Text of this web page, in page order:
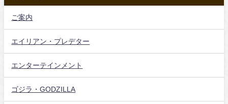
ご案内
エイリアン・プレデター
エンターテインメント
ゴジラ・GODZILLA